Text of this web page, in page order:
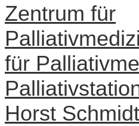
Zentrum für
für
Horst